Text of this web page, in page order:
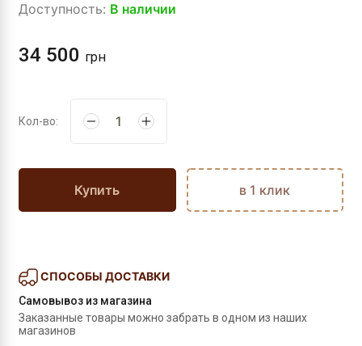
Доступность: В наличии
34 500 грн
Кол-во:
Купить в 1 клик
СПОСОБЫ ДОСТАВКИ
Самовывоз из магазина
Заказанные товары можно забрать в одном из наших
магазинов